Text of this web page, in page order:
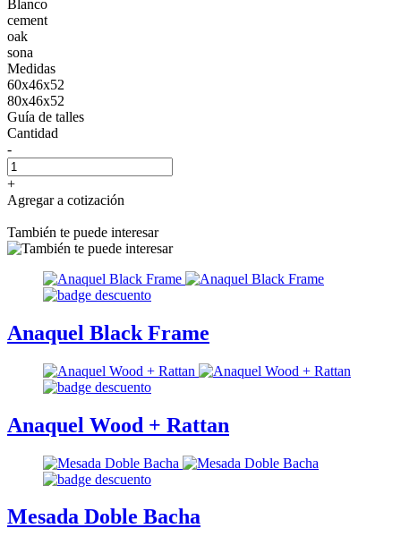
Blanco
cement
oak
sona
Medidas
60x46x52
80x46x52
Guía de talles
Cantidad
-
+
Agregar a cotización
También te puede interesar
Anaquel Black Frame
Anaquel Wood + Rattan
Mesada Doble Bacha